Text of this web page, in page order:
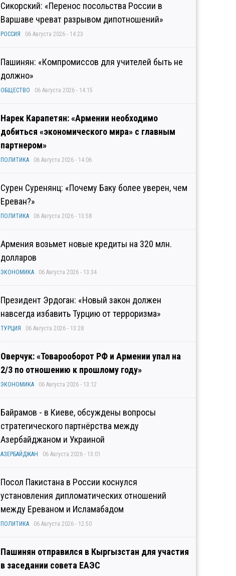
Сикорский: «Перенос посольства России в
Варшаве чреват разрывом дипотношений»
РОССИЯ 06 Августа 2026 - 14:23
Пашинян: «Компромиссов для учителей быть не
должно»
ОБЩЕСТВО 06 Августа 2026 - 14:15
Нарек Карапетян: «Армении необходимо
добиться «экономического мира» с главным
партнером»
ПОЛИТИКА 06 Августа 2026 - 14:06
Сурен Суренянц: «Почему Баку более уверен, чем
Ереван?»
ПОЛИТИКА 06 Августа 2026 - 13:58
Армения возьмет новые кредиты на 320 млн.
долларов
ЭКОНОМИКА 06 Августа 2026 - 13:34
Президент Эрдоган: «Новый закон должен
навсегда избавить Турцию от терроризма»
ТУРЦИЯ 06 Августа 2026 - 13:28
Оверчук: «Товарооборот РФ и Армении упал на
2/3 по отношению к прошлому году»
ЭКОНОМИКА 06 Августа 2026 - 13:12
Байрамов - в Киеве, обсуждены вопросы
стратегического партнёрства между
Азербайджаном и Украиной
АЗЕРБАЙДЖАН 06 Августа 2026 - 13:01
Посол Пакистана в России коснулся
установления дипломатических отношений
между Ереваном и Исламабадом
ПОЛИТИКА 06 Августа 2026 - 12:50
Пашинян отправился в Кыргызстан для участия
в заседании совета ЕАЭС